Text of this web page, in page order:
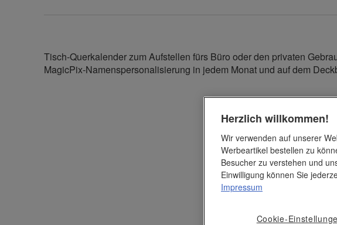
Tisch-Querkalender zum Aufstellen fürs Büro oder den privaten
MagicPix-Namenspersonalisierung in jedem Monat und auf dem
Herzlich willkommen!
Wir verwenden auf unserer
Werbeartikel bestellen zu
Besucher zu verstehen und
Einwilligung können Sie
Impressum
Cookie-